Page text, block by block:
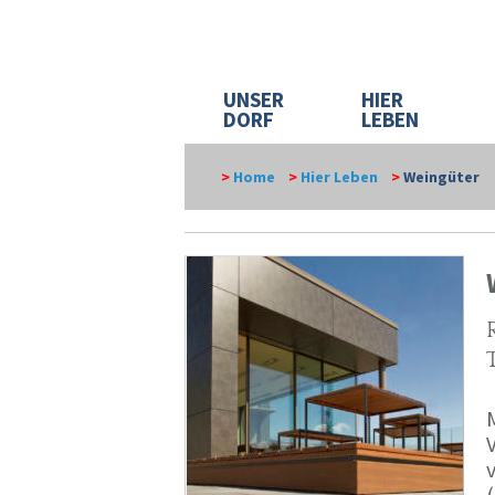
UNSER
DORF
HIER
LEBEN
> Home > Hier Leben >Weingüter